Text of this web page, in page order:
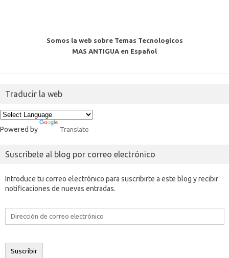
Somos la web sobre Temas Tecnologicos
MAS ANTIGUA en Español
Traducir la web
Powered by Translate
Suscríbete al blog por correo electrónico
Introduce tu correo electrónico para suscribirte a este blog y recibir
notificaciones de nuevas entradas.
Dirección
electrónico
Suscribir